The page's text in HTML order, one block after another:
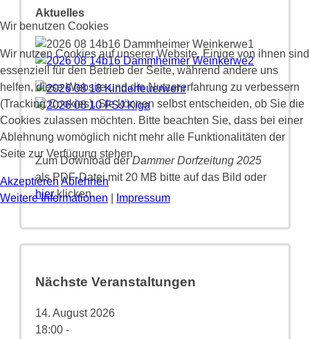
Aktuelles
Zum Download derDammer Dorfzeitung 2025
als PDF-Datei mit 20 MB bitte auf das Bild oder
hierklicken.
Nächste Veranstaltungen
14. August 2026
18:00 -
Wir benutzen Cookies
Wir nutzen Cookies auf unserer Website. Einige von ihnen sind
essenziell für den Betrieb der Seite, während andere uns
helfen, diese Website und die Nutzererfahrung zu verbessern
(Tracking Cookies). Sie können selbst entscheiden, ob Sie die
Cookies zulassen möchten. Bitte beachten Sie, dass bei einer
Ablehnung womöglich nicht mehr alle Funktionalitäten der
Seite zur Verfügung stehen.
AkzeptierenAblehnen
Weitere Informationen
Impressum